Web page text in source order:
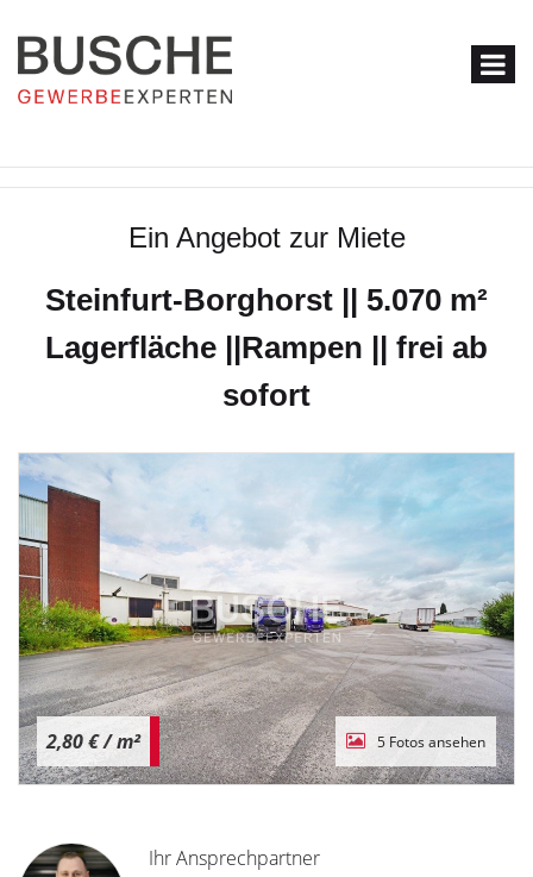
Ein Angebot zur Miete
Steinfurt-Borghorst || 5.070 m²
Lagerfläche ||Rampen || frei ab
sofort
2,80 €/ m² 5 Fotos ansehen
Ihr Ansprechpartner